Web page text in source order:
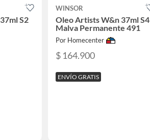
S2
WINSOR
Oleo Artists W&n 37ml S4
Malva Permanente 491
Por Homecenter
$ 164.900
ENVÍO GRATIS